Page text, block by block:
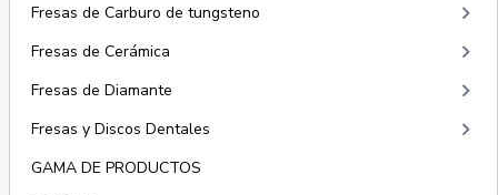
Fresas de Carburo de tungsteno keyboard_arrow_right
Fresas de Cerámica keyboard_arrow_right
Fresas de Diamante keyboard_arrow_right
Fresas y Discos Dentales keyboard_arrow_right
GAMA DE PRODUCTOS